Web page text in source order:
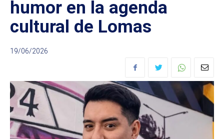
humor en la agenda
cultural de Lomas
19/06/2026